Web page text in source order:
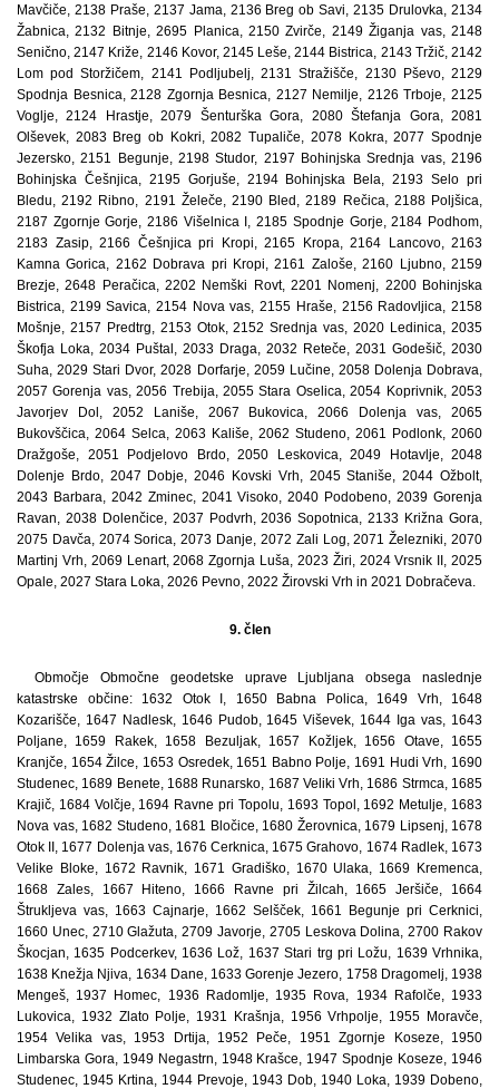
Mavčiče, 2138 Praše, 2137 Jama, 2136 Breg ob Savi, 2135 Drulovka, 2134
Žabnica, 2132 Bitnje, 2695 Planica, 2150 Zvirče, 2149 Žiganja vas, 2148
Senično, 2147 Križe, 2146 Kovor, 2145 Leše, 2144 Bistrica, 2143 Tržič, 2142
Lom pod Storžičem, 2141 Podljubelj, 2131 Stražišče, 2130 Pševo, 2129
Spodnja Besnica, 2128 Zgornja Besnica, 2127 Nemilje, 2126 Trboje, 2125
Voglje, 2124 Hrastje, 2079 Šenturška Gora, 2080 Štefanja Gora, 2081
Olševek, 2083 Breg ob Kokri, 2082 Tupaliče, 2078 Kokra, 2077 Spodnje
Jezersko, 2151 Begunje, 2198 Studor, 2197 Bohinjska Srednja vas, 2196
Bohinjska Češnjica, 2195 Gorjuše, 2194 Bohinjska Bela, 2193 Selo pri
Bledu, 2192 Ribno, 2191 Želeče, 2190 Bled, 2189 Rečica, 2188 Poljšica,
2187 Zgornje Gorje, 2186 Višelnica I, 2185 Spodnje Gorje, 2184 Podhom,
2183 Zasip, 2166 Češnjica pri Kropi, 2165 Kropa, 2164 Lancovo, 2163
Kamna Gorica, 2162 Dobrava pri Kropi, 2161 Zaloše, 2160 Ljubno, 2159
Brezje, 2648 Peračica, 2202 Nemški Rovt, 2201 Nomenj, 2200 Bohinjska
Bistrica, 2199 Savica, 2154 Nova vas, 2155 Hraše, 2156 Radovljica, 2158
Mošnje, 2157 Predtrg, 2153 Otok, 2152 Srednja vas, 2020 Ledinica, 2035
Škofja Loka, 2034 Puštal, 2033 Draga, 2032 Reteče, 2031 Godešič, 2030
Suha, 2029 Stari Dvor, 2028 Dorfarje, 2059 Lučine, 2058 Dolenja Dobrava,
2057 Gorenja vas, 2056 Trebija, 2055 Stara Oselica, 2054 Koprivnik, 2053
Javorjev Dol, 2052 Laniše, 2067 Bukovica, 2066 Dolenja vas, 2065
Bukovščica, 2064 Selca, 2063 Kališe, 2062 Studeno, 2061 Podlonk, 2060
Dražgoše, 2051 Podjelovo Brdo, 2050 Leskovica, 2049 Hotavlje, 2048
Dolenje Brdo, 2047 Dobje, 2046 Kovski Vrh, 2045 Staniše, 2044 Ožbolt,
2043 Barbara, 2042 Zminec, 2041 Visoko, 2040 Podobeno, 2039 Gorenja
Ravan, 2038 Dolenčice, 2037 Podvrh, 2036 Sopotnica, 2133 Križna Gora,
2075 Davča, 2074 Sorica, 2073 Danje, 2072 Zali Log, 2071 Železniki, 2070
Martinj Vrh, 2069 Lenart, 2068 Zgornja Luša, 2023 Žiri, 2024 Vrsnik II, 2025
Opale, 2027 Stara Loka, 2026 Pevno, 2022 Žirovski Vrh in 2021 Dobračeva.
9. člen
Območje Območne geodetske uprave Ljubljana obsega naslednje
katastrske občine: 1632 Otok I, 1650 Babna Polica, 1649 Vrh, 1648
Kozarišče, 1647 Nadlesk, 1646 Pudob, 1645 Viševek, 1644 Iga vas, 1643
Poljane, 1659 Rakek, 1658 Bezuljak, 1657 Kožljek, 1656 Otave, 1655
Kranjče, 1654 Žilce, 1653 Osredek, 1651 Babno Polje, 1691 Hudi Vrh, 1690
Studenec, 1689 Benete, 1688 Runarsko, 1687 Veliki Vrh, 1686 Strmca, 1685
Krajič, 1684 Volčje, 1694 Ravne pri Topolu, 1693 Topol, 1692 Metulje, 1683
Nova vas, 1682 Studeno, 1681 Bločice, 1680 Žerovnica, 1679 Lipsenj, 1678
Otok II, 1677 Dolenja vas, 1676 Cerknica, 1675 Grahovo, 1674 Radlek, 1673
Velike Bloke, 1672 Ravnik, 1671 Gradiško, 1670 Ulaka, 1669 Kremenca,
1668 Zales, 1667 Hiteno, 1666 Ravne pri Žilcah, 1665 Jeršiče, 1664
Štrukljeva vas, 1663 Cajnarje, 1662 Selšček, 1661 Begunje pri Cerknici,
1660 Unec, 2710 Glažuta, 2709 Javorje, 2705 Leskova Dolina, 2700 Rakov
Škocjan, 1635 Podcerkev, 1636 Lož, 1637 Stari trg pri Ložu, 1639 Vrhnika,
1638 Knežja Njiva, 1634 Dane, 1633 Gorenje Jezero, 1758 Dragomelj, 1938
Mengeš, 1937 Homec, 1936 Radomlje, 1935 Rova, 1934 Rafolče, 1933
Lukovica, 1932 Zlato Polje, 1931 Krašnja, 1956 Vrhpolje, 1955 Moravče,
1954 Velika vas, 1953 Drtija, 1952 Peče, 1951 Zgornje Koseze, 1950
Limbarska Gora, 1949 Negastrn, 1948 Krašce, 1947 Spodnje Koseze, 1946
Studenec, 1945 Krtina, 1944 Prevoje, 1943 Dob, 1940 Loka, 1939 Dobeno,